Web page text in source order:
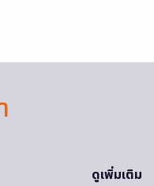
ดูเพิ่มเติม